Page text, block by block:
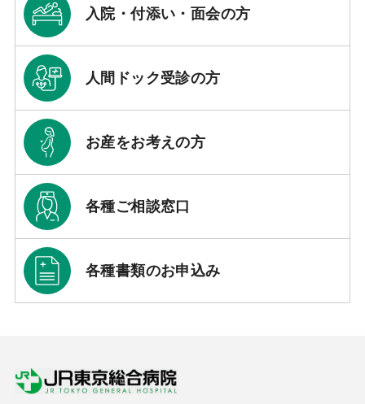
入院・付添い・面会の方
人間ドック受診の方
お産をお考えの方
各種ご相談窓口
各種書類のお申込み